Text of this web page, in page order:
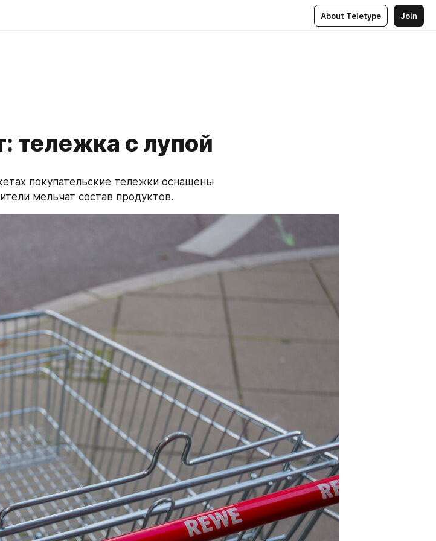
About Teletype Join
тележка с лупой
покупательские тележки оснащены
мельчат состав продуктов.